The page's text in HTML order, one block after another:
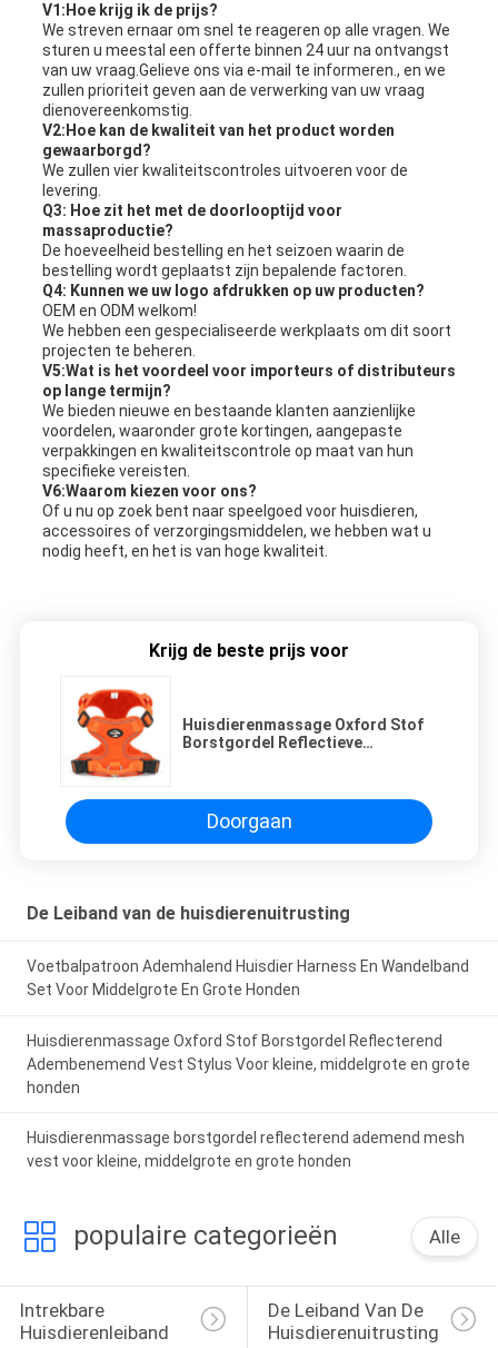
V1:Hoe krijg ik de prijs?
We streven ernaar om snel te reageren op alle vragen. We
sturen u meestal een offerte binnen 24 uur na ontvangst
van uw vraag.Gelieve ons via e-mail te informeren., en we
zullen prioriteit geven aan de verwerking van uw vraag
dienovereenkomstig.
V2:Hoe kan de kwaliteit van het product worden
gewaarborgd?
We zullen vier kwaliteitscontroles uitvoeren voor de
levering.
Q3: Hoe zit het met de doorlooptijd voor
massaproductie?
De hoeveelheid bestelling en het seizoen waarin de
bestelling wordt geplaatst zijn bepalende factoren.
Q4: Kunnen we uw logo afdrukken op uw producten?
OEM en ODM welkom!
We hebben een gespecialiseerde werkplaats om dit soort
projecten te beheren.
V5:Wat is het voordeel voor importeurs of distributeurs
op lange termijn?
We bieden nieuwe en bestaande klanten aanzienlijke
voordelen, waaronder grote kortingen, aangepaste
verpakkingen en kwaliteitscontrole op maat van hun
specifieke vereisten.
V6:Waarom kiezen voor ons?
Of u nu op zoek bent naar speelgoed voor huisdieren,
accessoires of verzorgingsmiddelen, we hebben wat u
nodig heeft, en het is van hoge kwaliteit.
Krijg de beste prijs voor
Huisdierenmassage Oxford Stof
Borstgordel Reflectieve
Doorgaan
De Leiband van de huisdierenuitrusting
Voetbalpatroon Ademhalend Huisdier Harness En Wandelband
Set Voor Middelgrote En Grote Honden
Huisdierenmassage Oxford Stof Borstgordel Reflecterend
Adembenemend Vest Stylus Voor kleine, middelgrote en grote
honden
Huisdierenmassage borstgordel reflecterend ademend mesh
vest voor kleine, middelgrote en grote honden
populaire categorieën Alle
Intrekbare
Huisdierenleiband
De Leiband Van De
Huisdierenuitrusting